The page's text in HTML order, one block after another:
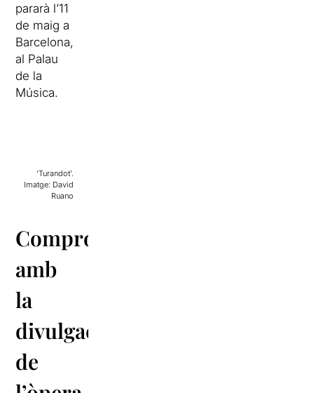
pararà l’11
de maig a
Barcelona,
al Palau
de la
Música.
‘Turandot’.
Imatge: David
Ruano
Compromís
amb
la
divulgació
de